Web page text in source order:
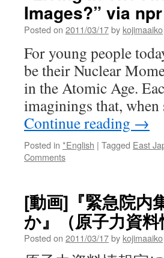
Images?” via npr
Posted on 2011/03/17by kojimaaiko
For young people
be their Nuclear
in the Atomic Age.
imaginings that,
Continue reading →
Posted in *English | Tagged East
Comments
[動画]『緊急院内
か』（原子力資料
Posted on 2011/03/17by kojimaaiko